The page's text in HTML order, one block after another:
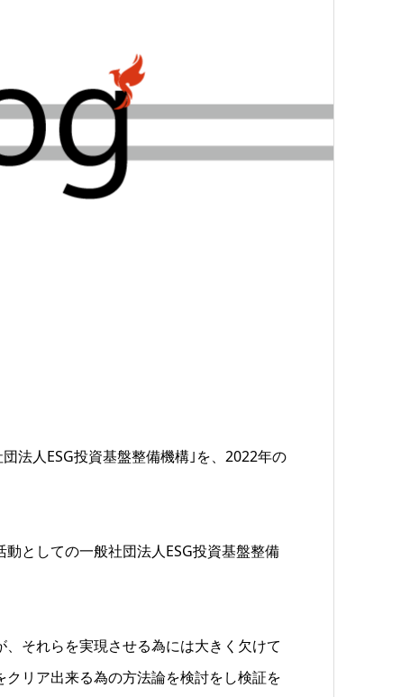
法人ESG投資基盤整備機構｣を、2022年の
としての一般社団法人ESG投資基盤整備
それらを実現させる為には大きく欠けて
リア出来る為の方法論を検討をし検証を